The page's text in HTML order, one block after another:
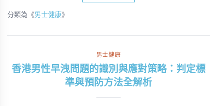
分類為《男士健康》
男士健康
香港男性早洩問題的識別與應對策略：判定標
準與預防方法全解析